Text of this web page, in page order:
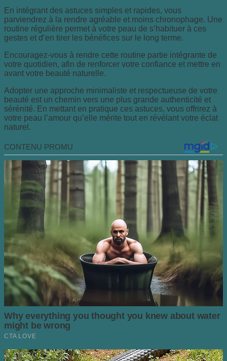
En intégrant des astuces simples et rapides, vous
parviendrez à la rendre agréable et moins chronophage. Une
routine régulière permet à votre peau de s’habituer à ces
gestes et d’en tirer les bénéfices sur le long terme.
Encouragez-vous à rendre cette routine partie intégrante de
votre quotidien, afin de renforcer votre confiance et mettre en
avant votre beauté naturelle.
Adopter une approche minimaliste et respectueuse de votre
beauté est un chemin vers une plus grande authenticité et
sérénité. En mettant en pratique ces astuces, vous offrirez à
votre peau l’amour qu’elle mérite tout en révélant votre éclat
naturel.